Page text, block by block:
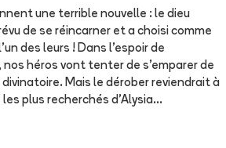
une terrible nouvelle : le dieu
de se réincarner et a choisi comme
des leurs ! Dans l'espoir de
héros vont tenter de s'emparer de
Mais le dérober reviendrait à
plus recherchés d'Alysia...